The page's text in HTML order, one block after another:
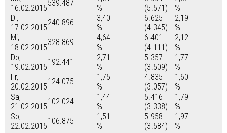
16.02.2015
539.487
%
(5.571)
%
Di,
17.02.2015
240.896
3,40
%
6.625
(4.345)
2,19
%
Mi,
18.02.2015
328.869
4,64
%
6.401
(4.111)
2,12
%
Do,
19.02.2015
192.441
2,71
%
5.357
(3.509)
1,77
%
Fr,
20.02.2015
124.075
1,75
%
4.835
(3.057)
1,60
%
Sa,
21.02.2015
102.024
1,44
%
5.416
(3.338)
1,79
%
So,
22.02.2015
106.875
1,51
%
5.958
(3.584)
1,97
%